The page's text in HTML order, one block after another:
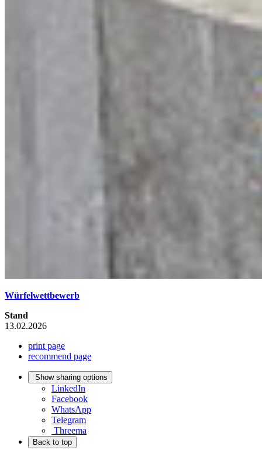
Würfelwettbewerb
Stand
13.02.2026
print page
recommend page
Show sharing options
LinkedIn
Facebook
WhatsApp
Telegram
Threema
Back to top